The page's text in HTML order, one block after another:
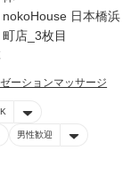
ーションマッサージ
男性歓迎